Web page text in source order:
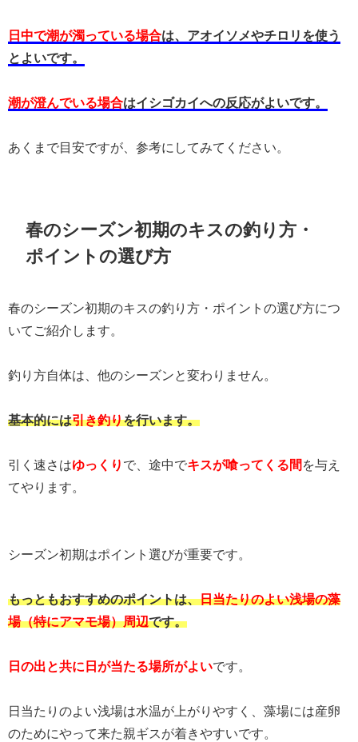
日中で潮が濁っている場合は、アオイソメやチロリを使う
とよいです。
潮が澄んでいる場合はイシゴカイへの反応がよいです。
あくまで目安ですが、参考にしてみてください。
春のシーズン初期のキスの釣り方・
ポイントの選び方
春のシーズン初期のキスの釣り方・ポイントの選び方につ
いてご紹介します。
釣り方自体は、他のシーズンと変わりません。
基本的には引き釣りを行います。
引く速さはゆっくり で、途中でキスが喰ってくる間 を与え
てやります。
シーズン初期はポイント選びが重要です。
もっともおすすめのポイントは、日当たりのよい浅場の藻
場（特にアマモ場）周辺です。
日の出と共に日が当たる場所がよいです。
日当たりのよい浅場は水温が上がりやすく、藻場には産卵
のためにやって来た親ギスが着きやすいです。